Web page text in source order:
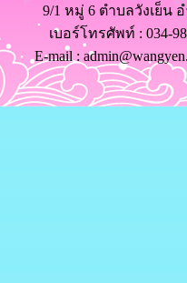
9/1 หมู่ 6 ตำบลวังเย็น
เบอร์โทรศัพท์ ​: 034-
E-mail :